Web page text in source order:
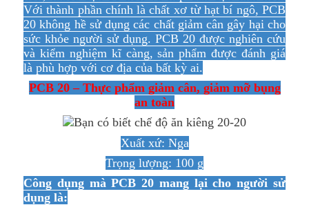
Với thành phần chính là chất xơ từ hạt bí ngô, PCB
20 không hề sử dụng các chất giảm cân gây hại cho
sức khỏe người sử dụng. PCB 20 được nghiên cứu
và kiểm nghiệm kĩ càng, sản phẩm được đánh giá
là phù hợp với cơ địa của bất kỳ ai.
PCB 20 – Thực phẩm giảm cân, giảm mỡ bụng
an toàn
Xuất xứ: Nga
Trọng lượng: 100 g
Công dụng mà PCB 20 mang lại cho người sử
dụng là: